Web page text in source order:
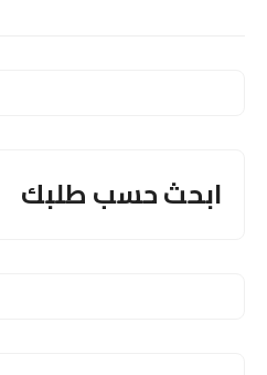
ابحث حسب طلبك